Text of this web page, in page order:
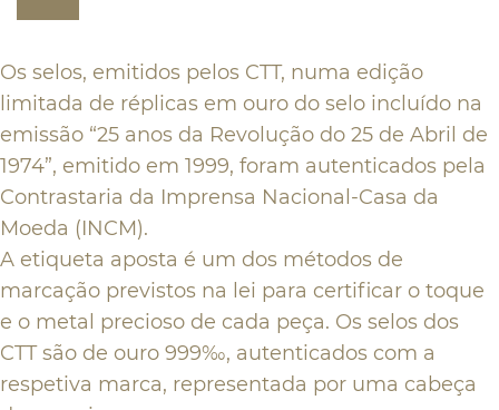
Os selos, emitidos pelos CTT, numa edição
limitada de réplicas em ouro do selo incluído na
emissão “25 anos da Revolução do 25 de Abril de
1974”, emitido em 1999, foram autenticados pela
Contrastaria da Imprensa Nacional-Casa da
Moeda (INCM).
A etiqueta aposta é um dos métodos de
marcação previstos na lei para certificar o toque
e o metal precioso de cada peça. Os selos dos
CTT são de ouro 999‰, autenticados com a
respetiva marca, representada por uma cabeça